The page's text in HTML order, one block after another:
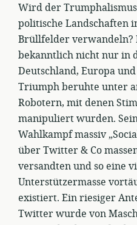
Wird der
politische Landschaften
Brüllfelder verwandeln?
bekanntlich nicht nur in
Deutschland, Europa
Triumph beruhte unter
Robotern, mit denen
manipuliert wurden.
Wahlkampf massiv
über Twitter & Co
versandten und so eine
Unterstützermasse
existiert. Ein riesiger
Twitter wurde von